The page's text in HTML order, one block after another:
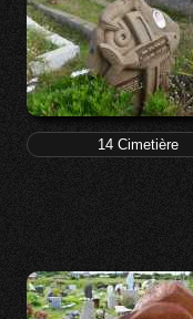
14 Cimetière